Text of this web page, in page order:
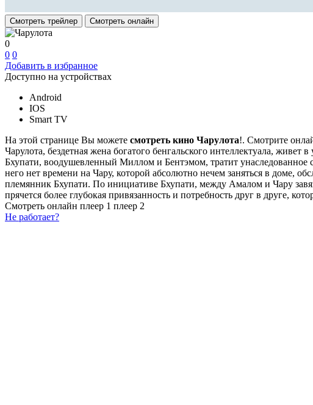
Смотреть трейлер Смотреть онлайн
0
0 0
Добавить в избранное
Доступно на устройствах
Android
IOS
Smart TV
На этой странице Вы можете смотреть кино Чарулота!. Смотрите
Чарулота, бездетная жена богатого бенгальского интеллектуала,
Бхупати, воодушевленный Миллом и Бентэмом, тратит унаследованное
него нет времени на Чару, которой абсолютно нечем заняться в доме,
племянник Бхупати. По инициативе Бхупати, между Амалом и Чару
прячется более глубокая привязанность и потребность друг в друге,
Смотреть онлайн плеер 1 плеер 2
Не работает?